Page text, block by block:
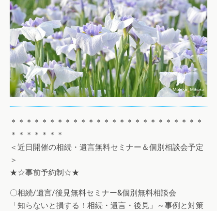
＊＊＊＊＊＊＊＊＊＊＊＊＊＊＊＊＊＊＊＊＊＊＊＊＊
＊＊＊＊＊＊＊
＜近日開催の相続・遺言無料セミナー＆個別相談会予定
＞
★☆事前予約制☆★
〇相続/遺言/後見無料セミナー&個別無料相談会
「知らないと損する！相続・遺言・後見」～事例と対策